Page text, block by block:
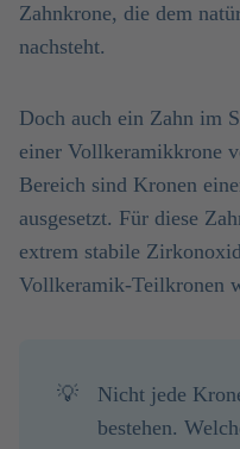
Zahnkrone, die dem
nachsteht.
Doch auch ein Zahn im
einer Vollkeramikkrone
Bereich sind Kronen
ausgesetzt. Für diese
extrem stabile
Vollkeramik-Teilkronen
💡
Nicht jede
bestehen.